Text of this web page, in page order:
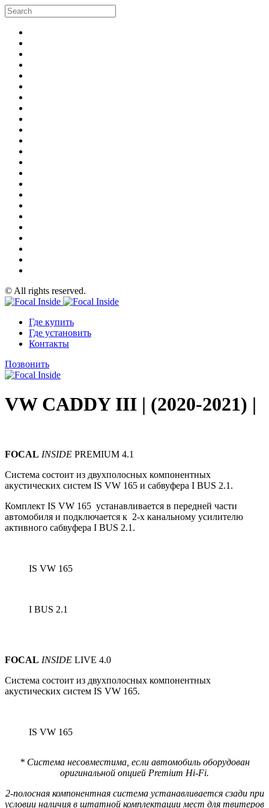
© All rights reserved.
Где купить
Где установить
Контакты
Позвонить
VW CADDY III | (2020-2021) |
FOCAL INSIDE PREMIUM 4.1
Система состоит из двухполосных компонентных
акустических систем IS VW 165 и сабвуфера I BUS 2.1.
Комплект IS VW 165 устанавливается в передней части
автомобиля и подключается к 2-х канальному усилителю
активного сабвуфера I BUS 2.1.
IS VW 165
I BUS 2.1
FOCAL INSIDE LIVE 4.0
Система состоит из двухполосных компонентных
акустических систем IS VW 165.
IS VW 165
* Система несовместима, если автомобиль оборудован
оригинальной опцией Premium Hi-Fi.
2-полосная компонентная система устанавливается сзади при
условии наличия в штатной комплектации мест для твитеров